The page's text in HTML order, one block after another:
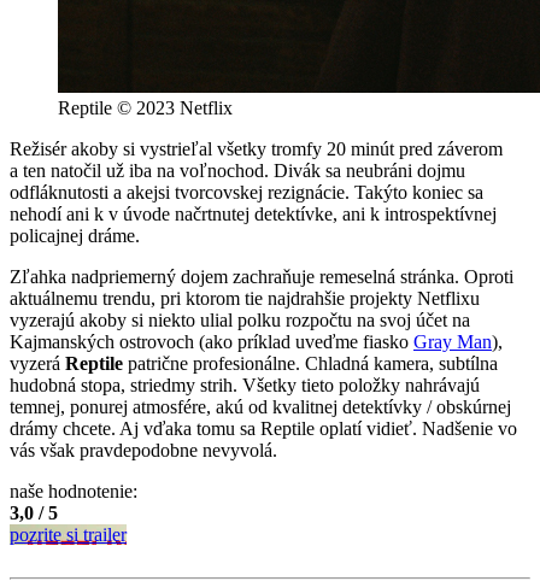
Reptile © 2023 Netflix
Režisér akoby si vystrieľal všetky tromfy 20 minút pred záverom
a ten natočil už iba na voľnochod. Divák sa neubráni dojmu
odfláknutosti a akejsi tvorcovskej rezignácie. Takýto koniec sa
nehodí ani k v úvode načrtnutej detektívke, ani k introspektívnej
policajnej dráme.
Zľahka nadpriemerný dojem zachraňuje remeselná stránka. Oproti
aktuálnemu trendu, pri ktorom tie najdrahšie projekty Netflixu
vyzerajú akoby si niekto ulial polku rozpočtu na svoj účet na
Kajmanských ostrovoch (ako príklad uveďme fiasko Gray Man),
vyzerá Reptile patrične profesionálne. Chladná kamera, subtílna
hudobná stopa, striedmy strih. Všetky tieto položky nahrávajú
temnej, ponurej atmosfére, akú od kvalitnej detektívky / obskúrnej
drámy chcete. Aj vďaka tomu sa Reptile oplatí vidieť. Nadšenie vo
vás však pravdepodobne nevyvolá.
naše hodnotenie:
3,0 / 5
pozrite si trailer